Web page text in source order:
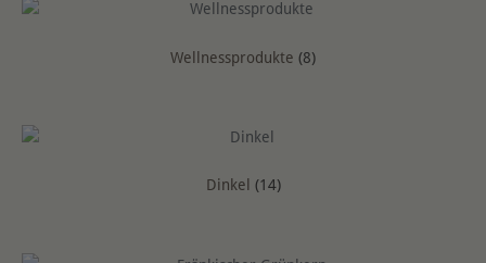
Wellnessprodukte (8)
Dinkel (14)